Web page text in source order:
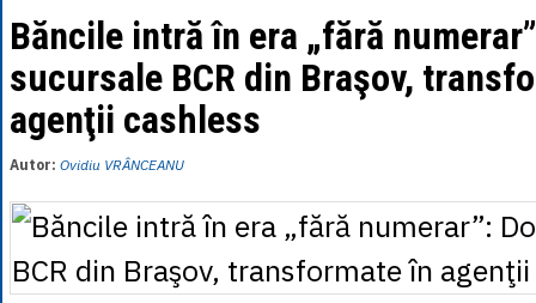
= 0.6668
1 EGP
= 0.0860
1 HUF
= 1.2223
1 INR = 0.0513
= 2.6097
1 PLN= 1.1646
1 RSD
= 0.0425
1 RUB= 0.0530
Băncile intră în era „fără
sucursale BCR din Braşov,
agenţii cashless
Autor: Ovidiu VRÂNCEANU